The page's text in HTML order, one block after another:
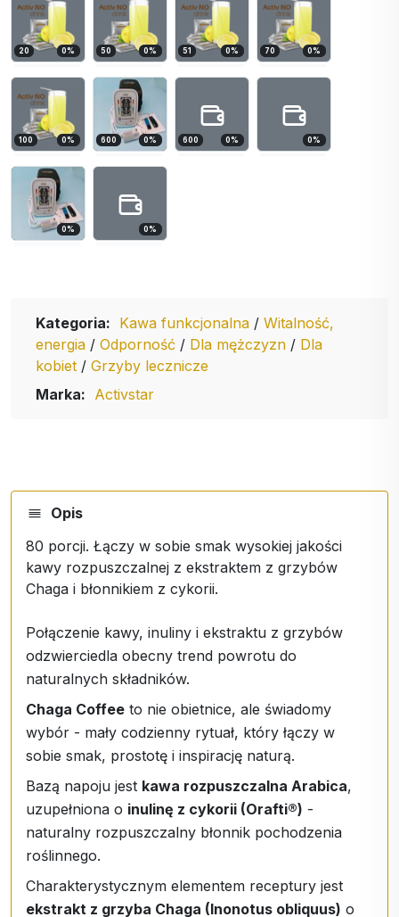
20 0% 50 0% 51 0% 70 0%
100 0% 600 0% 600 0% 0%
0% 0%
Kategoria: Kawa funkcjonalna / Witalność,
energia / Odporność / Dla mężczyzn / Dla
kobiet / Grzyby lecznicze
Marka: Activstar
Opis
80 porcji. Łączy w sobie smak wysokiej jakości
kawy rozpuszczalnej z ekstraktem z grzybów
Chaga i błonnikiem z cykorii.
Połączenie kawy, inuliny i ekstraktu z grzybów
odzwierciedla obecny trend powrotu do
naturalnych składników.
Chaga Coffee to nie obietnice, ale świadomy
wybór - mały codzienny rytuał, który łączy w
sobie smak, prostotę i inspirację naturą.
Bazą napoju jest kawa rozpuszczalna Arabica,
uzupełniona o inulinę z cykorii (Orafti®) -
naturalny rozpuszczalny błonnik pochodzenia
roślinnego.
Charakterystycznym elementem receptury jest
ekstrakt z grzyba Chaga (Inonotus obliquus) o